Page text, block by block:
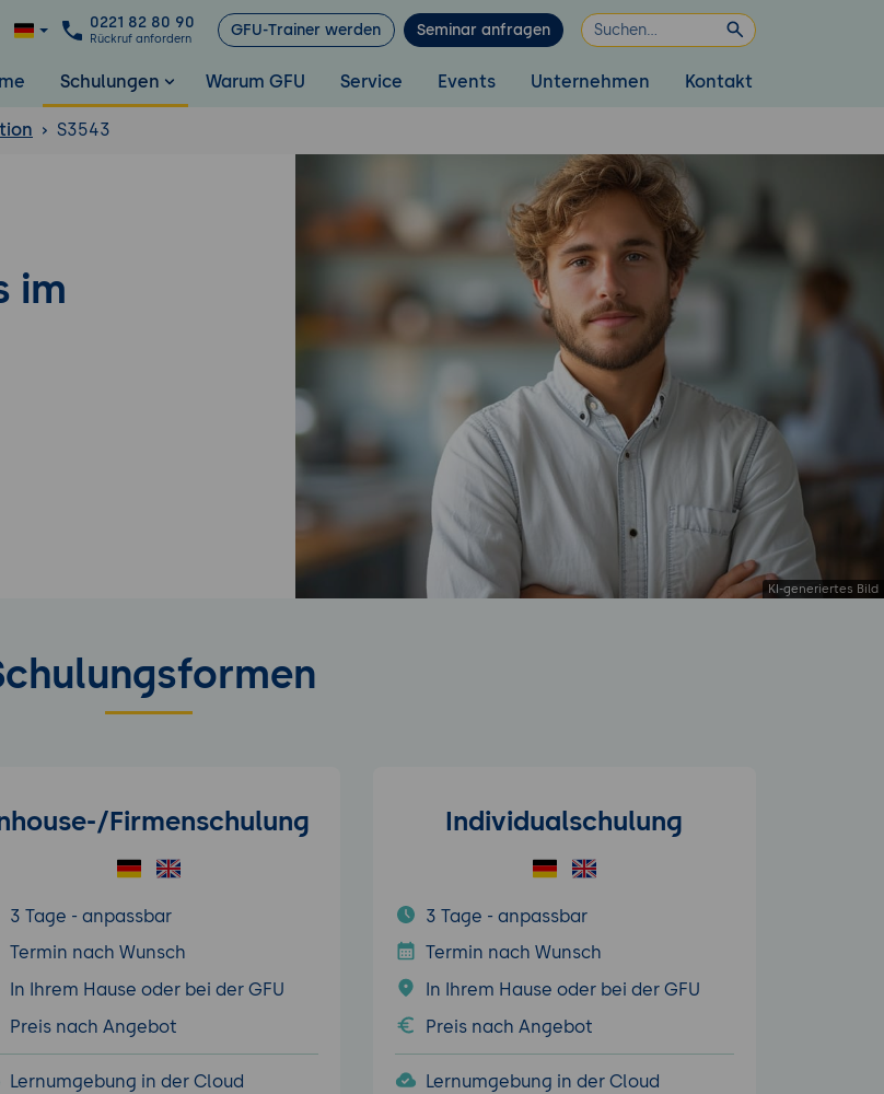
0221 82 80 90
Rückruf anfordern GFU-Trainer werden Seminar anfragen
Schulungen Warum GFU Service Events Unternehmen Kontakt
S3543
im
Firmenschulung
3 Tage - anpassbar
Termin nach Wunsch
In Ihrem Hause oder bei der GFU
Preis nach Angebot
Lernumgebung in der Cloud
Individualschulung
3 Tage - anpassbar
Termin nach Wunsch
In Ihrem Hause oder bei der GFU
Preis nach Angebot
Lernumgebung in der Cloud